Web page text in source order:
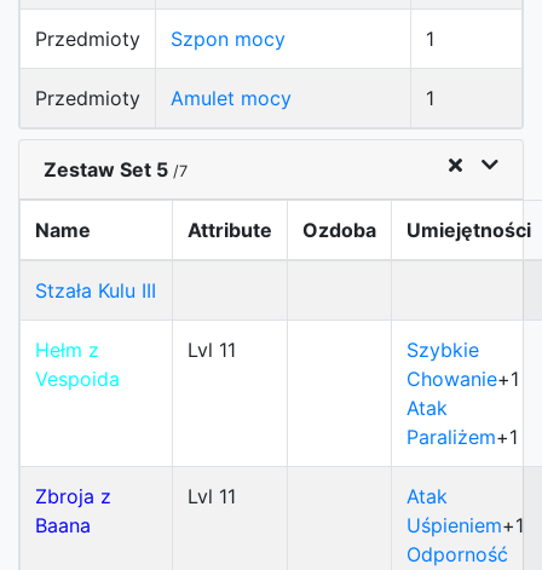
Przedmioty Szpon mocy 1
Przedmioty Amulet mocy 1
Zestaw Set 5 /7
Name Attribute Ozdoba Umiejętności
Stzała Kulu III
Hełm z
Vespoida
Lvl 11
Szybkie
Chowanie+1
Atak
Paraliżem+1
Zbroja z
Baana
Lvl 11
Atak
Uśpieniem+1
Odporność